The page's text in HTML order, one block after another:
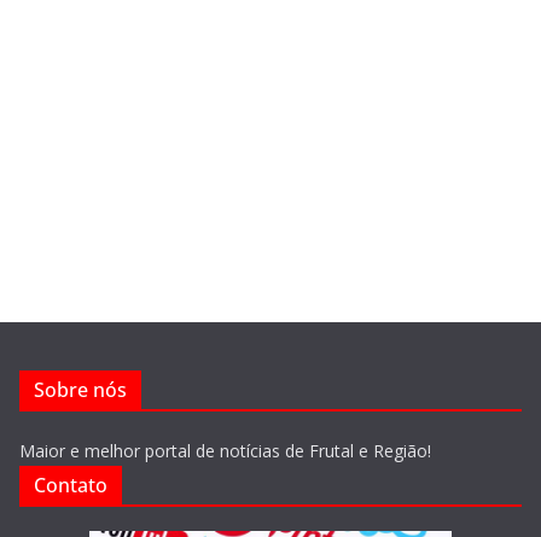
Sobre nós
Maior e melhor portal de notícias de Frutal e Região!
Contato